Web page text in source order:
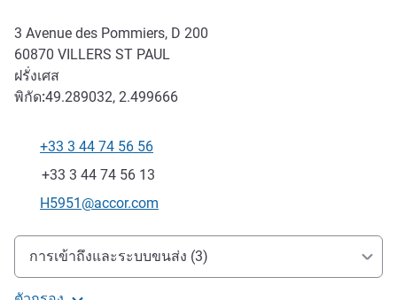
3 Avenue des Pommiers, D 200
60870 VILLERS ST PAUL
ฝรั่งเศส
พิกัด:49.289032, 2.499666
โทรศัพท์
+33 3 44 74 56 56
แฟกซ์
+33 3 44 74 56 13
อีเมลติดต่อ
H5951@accor.com
การเข้าถึงและการเดินทาง
การเข้าถึงและระบบขนส่ง (3)